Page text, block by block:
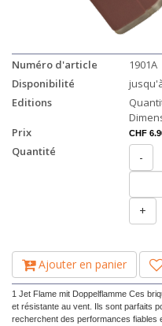
Numéro d'article
1901A
Disponibilité
Editions
Prix
CHF
Quantité -
+
Ajouter en panier
1 Jet Flame mit Doppelflamme Ces
et résistante au vent. Ils sont parfaits
recherchent des performances fiables